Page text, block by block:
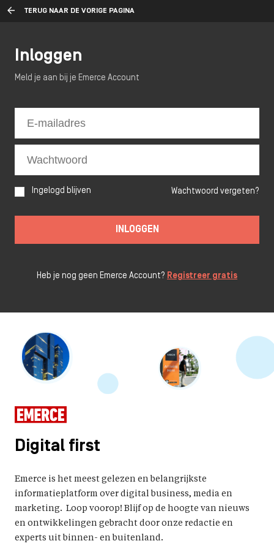
TERUG NAAR DE VORIGE PAGINA
Digital first
Emerce is het meest gelezen en belangrijkste
informatieplatform over digital business, media en
marketing. Loop voorop! Blijf op de hoogte van nieuws
en ontwikkelingen gebracht door onze redactie en
experts uit binnen- en buitenland.
Inloggen
Meld je aan bij je Emerce Account
Ingelogd blijven Wachtwoord vergeten?
INLOGGEN
Heb je nog geen Emerce Account? Registreer gratis